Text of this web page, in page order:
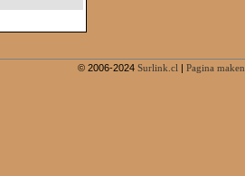
© 2006-2024Surlink.cl |Pagina maken